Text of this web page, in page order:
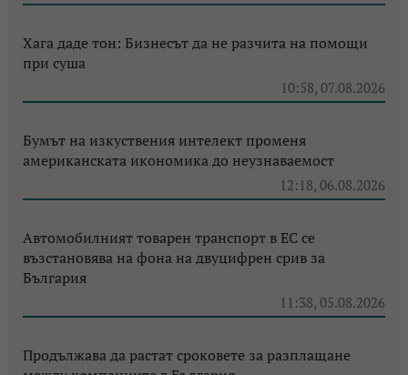
Хага даде тон: Бизнесът да не разчита на помощи
при суша
10:58, 07.08.2026
Бумът на изкуствения интелект променя
американската икономика до неузнаваемост
12:18, 06.08.2026
Автомобилният товарен транспорт в ЕС се
възстановява на фона на двуцифрен срив за
България
11:38, 05.08.2026
Продължава да растат сроковете за разплащане